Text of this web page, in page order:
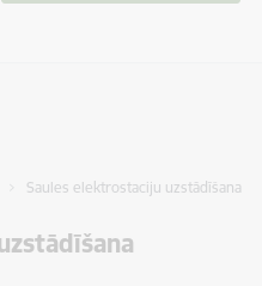
Saules elektrostaciju uzstādīšana